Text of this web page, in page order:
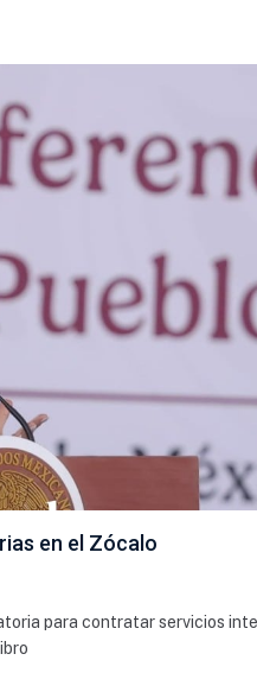
en el Zócalo
para contratar servicios